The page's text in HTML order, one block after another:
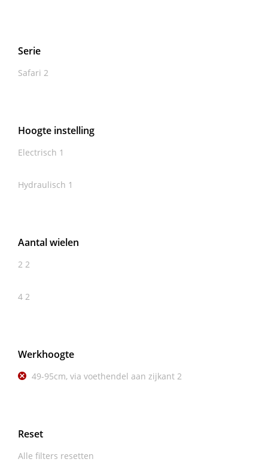
Serie
Safari 2
Hoogte instelling
Electrisch 1
Hydraulisch 1
Aantal wielen
2 2
4 2
Werkhoogte
49-95cm, via voethendel aan zijkant 2
Reset
Alle filters resetten